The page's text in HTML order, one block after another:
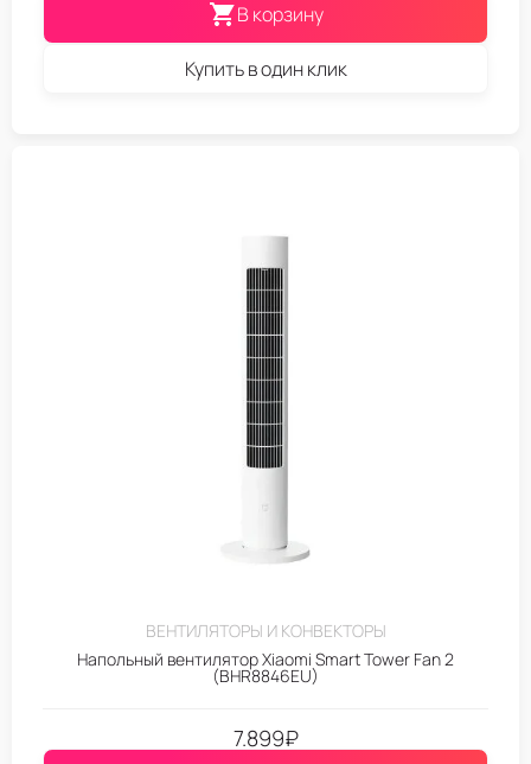
В корзину
Купить в один клик
ВЕНТИЛЯТОРЫ И КОНВЕКТОРЫ
Напольный вентилятор Xiaomi Smart Tower Fan 2
(BHR8846EU)
7.899₽